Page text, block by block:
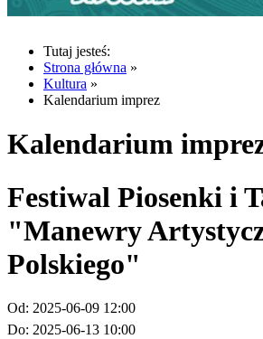
Tutaj jesteś:
Strona główna »
Kultura »
Kalendarium imprez
Kalendarium
Festiwal Piosenki i
"Manewry
Polskiego"
Od: 2025-06-09 12:00
Do: 2025-06-13 10:00